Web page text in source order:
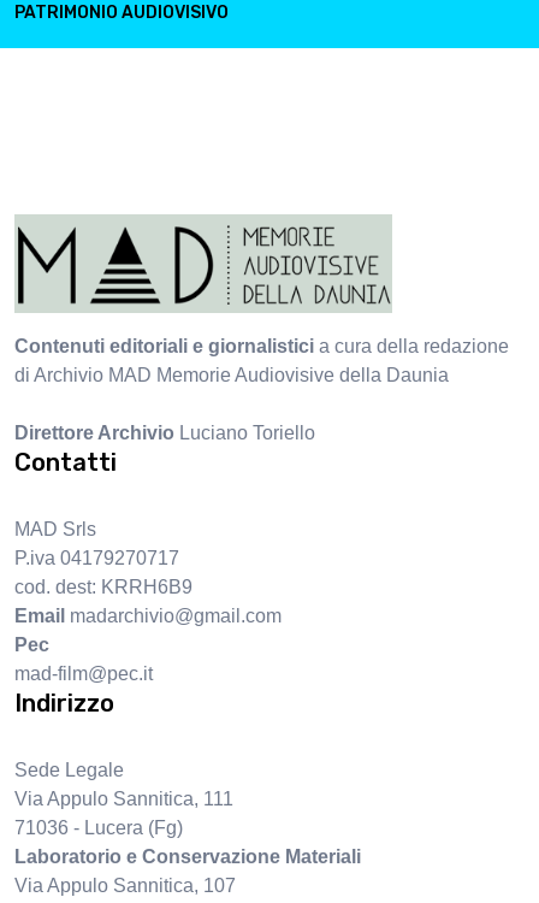
PATRIMONIO AUDIOVISIVO
Contenuti editoriali e giornalistici a cura della redazione
di Archivio MAD Memorie Audiovisive della Daunia
Direttore Archivio Luciano Toriello
Contatti
MAD Srls
P.iva 04179270717
cod. dest: KRRH6B9
Email madarchivio@gmail.com
Pec
mad-film@pec.it
Indirizzo
Sede Legale
Via Appulo Sannitica, 111
71036 - Lucera (Fg)
Laboratorio e Conservazione Materiali
Via Appulo Sannitica, 107